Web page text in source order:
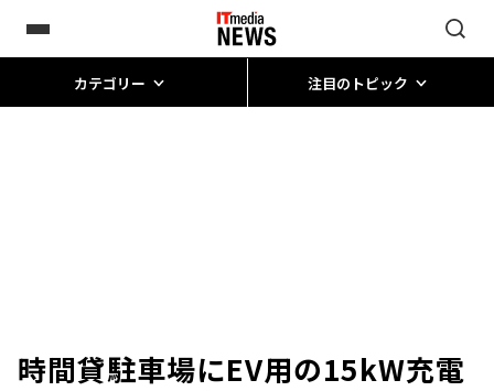
カテゴリー 注目のトピック
時間貸駐車場にEV用の15kW充電